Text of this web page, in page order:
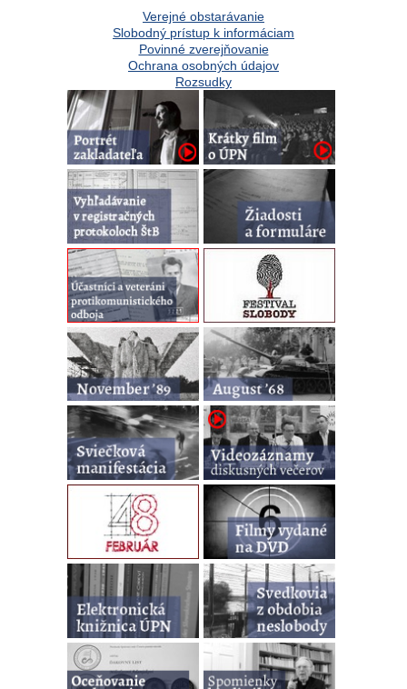
Verejné obstarávanie
Slobodný prístup k informáciam
Povinné zverejňovanie
Ochrana osobných údajov
Rozsudky